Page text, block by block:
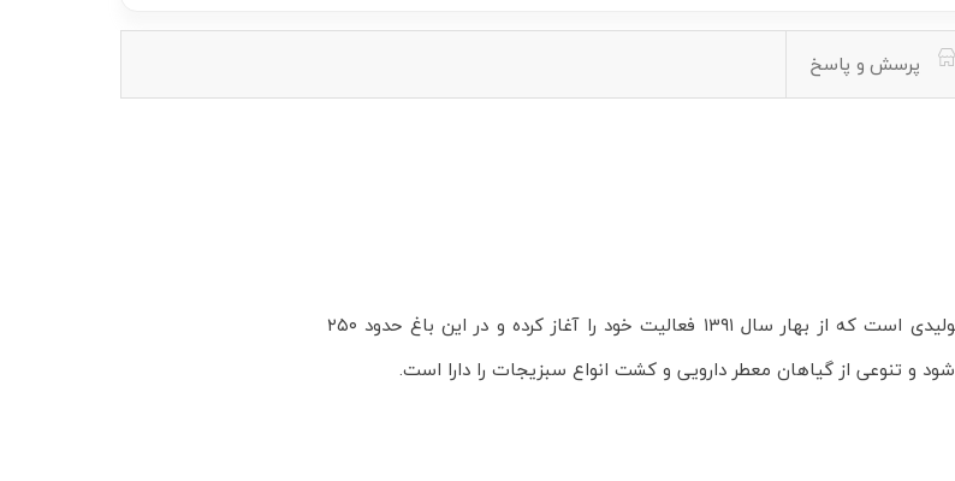
پرسش و پاسخ
باغ فیروزه مجموعه آموزشی، و پژوهشی و تولیدی است که از بهار سال ۱۳۹۱ فعالیت خود را آغاز کرده و در این باغ حدود ۲۵۰
و تنوعی از گیاهان معطر دارویی و کشت انواع سبزیجات را دارا است.